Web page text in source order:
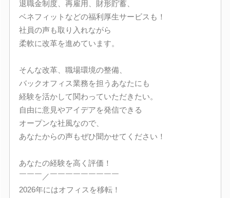
退職金制度、再雇用、財形貯蓄、
ベネフィットなどの福利厚生サービスも！
社員の声も取り入れながら
柔軟に改革を進めています。
そんな改革、職場環境の整備、
バックオフィス業務を担うあなたにも
経験を活かして関わっていただきたい。
自由に意見やアイデアを発信できる
オープンな社風なので、
あなたからの声もぜひ聞かせてください！
あなたの経験を高く評価！
￣￣￣／￣￣￣￣￣￣￣￣￣
2026年にはオフィスを移転！